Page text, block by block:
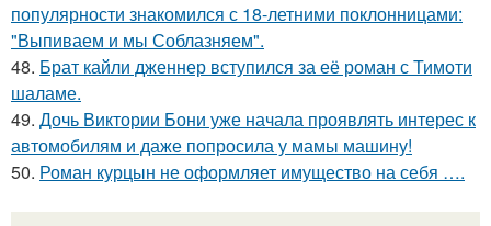
популярности знакомился с 18-летними поклонницами:
"Выпиваем и мы Соблазняем".
48. Брат кайли дженнер вступился за её роман с Тимоти
шаламе.
49. Дочь Виктории Бони уже начала проявлять интерес к
автомобилям и даже попросила у мамы машину!
50. Роман курцын не оформляет имущество на себя ….